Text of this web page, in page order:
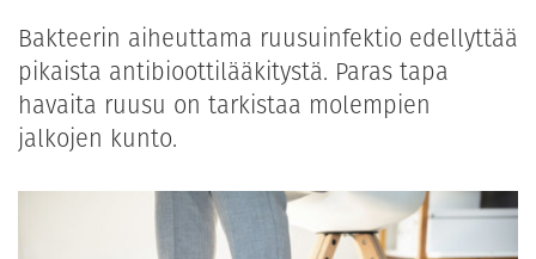
Bakteerin aiheuttama ruusuinfektio edellyttää
pikaista antibioottilääkitystä. Paras tapa
havaita ruusu on tarkistaa molempien
jalkojen kunto.